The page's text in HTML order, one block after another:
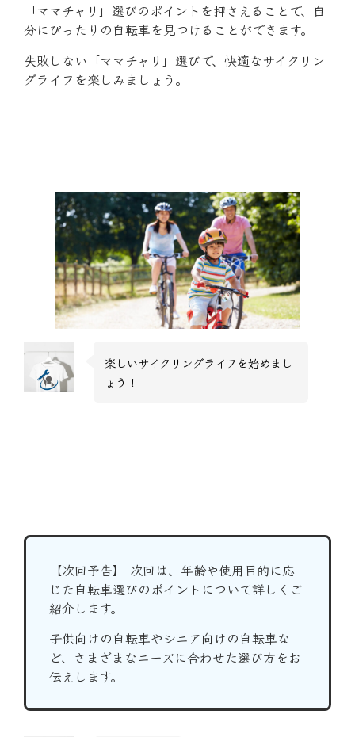
「ママチャリ」選びのポイントを押さえることで、自
分にぴったりの自転車を見つけることができます。
失敗しない「ママチャリ」選びで、快適なサイクリン
グライフを楽しみましょう。
楽しいサイクリングライフを始めまし
ょう！
【次回予告】 次回は、年齢や使用目的に応
じた自転車選びのポイントについて詳しくご
紹介します。
子供向けの自転車やシニア向けの自転車な
ど、さまざまなニーズに合わせた選び方をお
伝えします。